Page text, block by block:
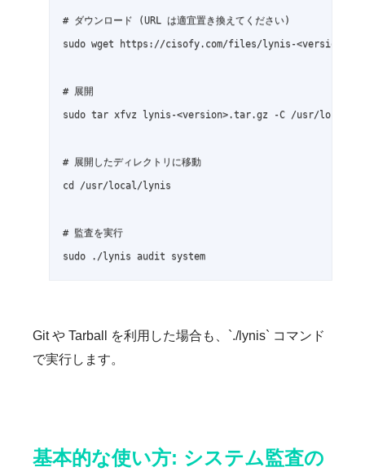
# ダウンロード (URL は適宜置き換えてください)
sudo wget https://cisofy.com/files/lynis-
# 展開
sudo tar xfvz lynis-<version>.tar.gz -C /usr/local/
# 展開したディレクトリに移動
cd /usr/local/lynis
# 監査を実行
sudo ./lynis audit system
Git や Tarball を利用した場合も、`./lynis` コマンド
で実行します。
基本的な使い方: システム監査の